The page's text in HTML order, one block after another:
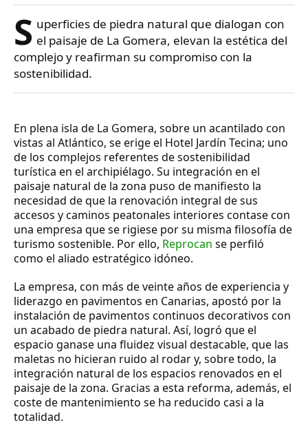
S uperficies de piedra natural que dialogan con
el paisaje de La Gomera, elevan la estética del
complejo y reafirman su compromiso con la
sostenibilidad.
En plena isla de La Gomera, sobre un acantilado con
vistas al Atlántico, se erige el Hotel Jardín Tecina; uno
de los complejos referentes de sostenibilidad
turística en el archipiélago. Su integración en el
paisaje natural de la zona puso de manifiesto la
necesidad de que la renovación integral de sus
accesos y caminos peatonales interiores contase con
una empresa que se rigiese por su misma filosofía de
turismo sostenible. Por ello, Reprocan se perfiló
como el aliado estratégico idóneo.
La empresa, con más de veinte años deexperiencia y
liderazgo en pavimentos en Canarias, apostó por la
instalación de pavimentos continuos decorativos con
un acabado de piedra natural. Así, logró que el
espacio ganase una fluidez visual destacable, que las
maletas no hicieran ruido al rodar y, sobre todo, la
integración natural de los espacios renovados en el
paisaje de la zona. Gracias a esta reforma, además, el
coste de mantenimiento se ha reducido casi a la
totalidad.